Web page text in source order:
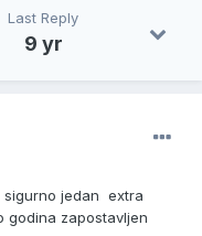
Last Reply
9 yr
sigurno jedan extra
godina zapostavljen